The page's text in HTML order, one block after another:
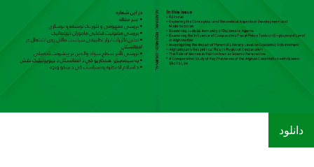
دانلود